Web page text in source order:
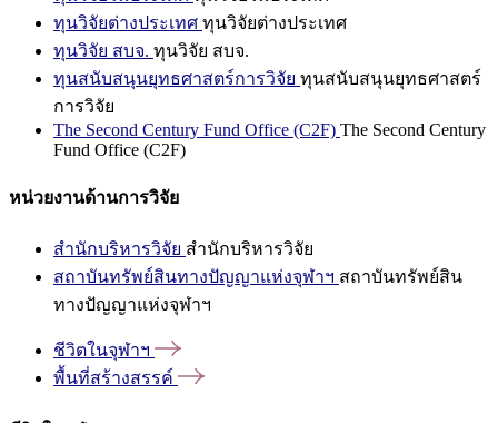
ทุนวิจัยต่างประเทศ ทุนวิจัยต่างประเทศ
ทุนวิจัย สบจ. ทุนวิจัย สบจ.
ทุนสนับสนุนยุทธศาสตร์การวิจัย ทุนสนับสนุนยุทธศาสตร์
การวิจัย
The Second Century Fund Office (C2F) The Second Century
Fund Office (C2F)
หน่วยงานด้านการวิจัย
สำนักบริหารวิจัย สำนักบริหารวิจัย
สถาบันทรัพย์สินทางปัญญาแห่งจุฬาฯ สถาบันทรัพย์สิน
ทางปัญญาแห่งจุฬาฯ
ชีวิตในจุฬาฯ
พื้นที่สร้างสรรค์